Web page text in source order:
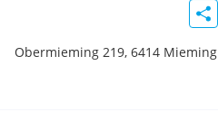
Obermieming 219, 6414 Mieming